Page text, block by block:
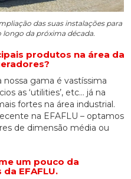
das suas instalações para
da próxima década.
produtos na área da
gama é vastíssima
as ‘utilities’, etc… já na
fortes na área industrial.
na EFAFLU – optamos
de dimensão média ou
um pouco da
EFAFLU.